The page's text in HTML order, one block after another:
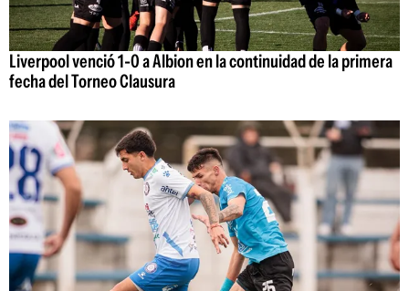
Liverpool venció 1-0 a Albion en la continuidad de la primera
fecha del Torneo Clausura